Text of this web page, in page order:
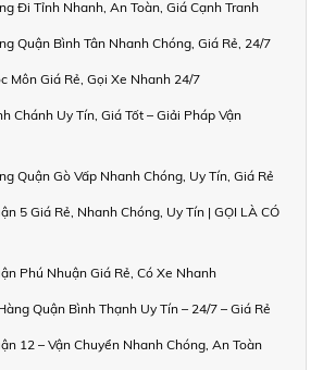
Đi Tỉnh Nhanh, An Toàn, Giá Cạnh Tranh
Quận Bình Tân Nhanh Chóng, Giá Rẻ, 24/7
Môn Giá Rẻ, Gọi Xe Nhanh 24/7
Chánh Uy Tín, Giá Tốt – Giải Pháp Vận
Quận Gò Vấp Nhanh Chóng, Uy Tín, Giá Rẻ
5 Giá Rẻ, Nhanh Chóng, Uy Tín | GỌI LÀ CÓ
Phú Nhuận Giá Rẻ, Có Xe Nhanh
Quận Bình Thạnh Uy Tín – 24/7 – Giá Rẻ
12 – Vận Chuyển Nhanh Chóng, An Toàn